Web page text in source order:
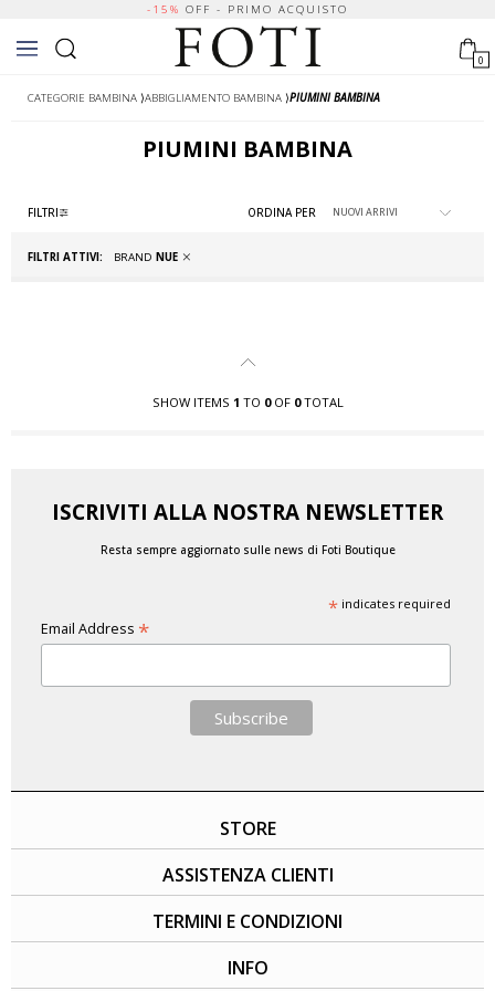
-15% OFF - PRIMO ACQUISTO
0
CATEGORIE BAMBINA ⟩ABBIGLIAMENTO BAMBINA ⟩PIUMINI BAMBINA
PIUMINI BAMBINA
FILTRI ORDINA PER
FILTRI ATTIVI: BRAND NUE
SHOW ITEMS 1 TO 0OF 0TOTAL
ISCRIVITI ALLA NOSTRA NEWSLETTER
Resta sempre aggiornato sulle news di Foti Boutique
*indicates required
Email Address *
STORE
ASSISTENZA CLIENTI
TERMINI E CONDIZIONI
INFO